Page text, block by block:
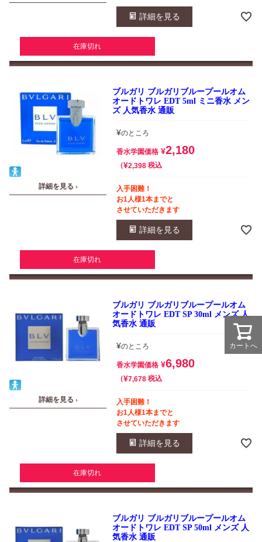
詳細を見る
在庫切れ
詳細を見る ›
ブルガリ ブルガリブループールオム
オードトワレ EDT 5ml ミニ香水 メン
ズ 人気香水 通販
¥のところ
香水学園価格 ¥2,180
¥2,398 税込
入手困難！
お1人様1本までと
させていただきます
詳細を見る
在庫切れ
詳細を見る ›
ブルガリ ブルガリブループールオム
オードトワレ EDT SP 30ml メンズ 人
気香水 通販
¥のところ
香水学園価格 ¥6,980
¥7,678 税込
入手困難！
お1人様1本までと
させていただきます
詳細を見る
在庫切れ
ブルガリ ブルガリブループールオム
オードトワレ EDT SP 50ml メンズ 人
気香水 通販
カートへ